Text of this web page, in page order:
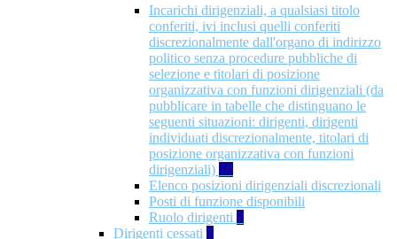
Incarichi dirigenziali, a qualsiasi titolo
conferiti, ivi inclusi quelli conferiti
discrezionalmente dall'organo di indirizzo
politico senza procedure pubbliche di
selezione e titolari di posizione
organizzativa con funzioni dirigenziali (da
pubblicare in tabelle che distinguano le
seguenti situazioni: dirigenti, dirigenti
individuati discrezionalmente, titolari di
posizione organizzativa con funzioni
dirigenziali) 10
Elenco posizioni dirigenziali discrezionali
Posti di funzione disponibili
Ruolo dirigenti 7
Dirigenti cessati 1